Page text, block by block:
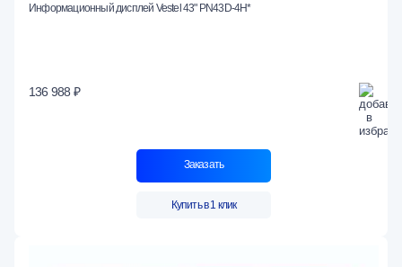
Информационный дисплей Vestel 43" PN43D-4H*
136 988 ₽
Заказать
Купить в 1 клик